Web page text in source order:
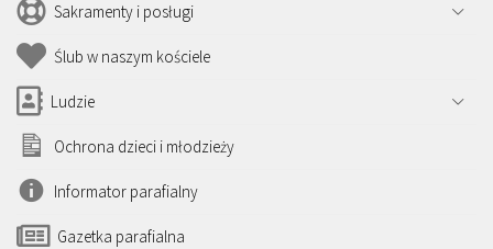
Sakramenty i posługi
Ślub w naszym kościele
Ludzie
Ochrona dzieci i młodzieży
Informator parafialny
Gazetka parafialna